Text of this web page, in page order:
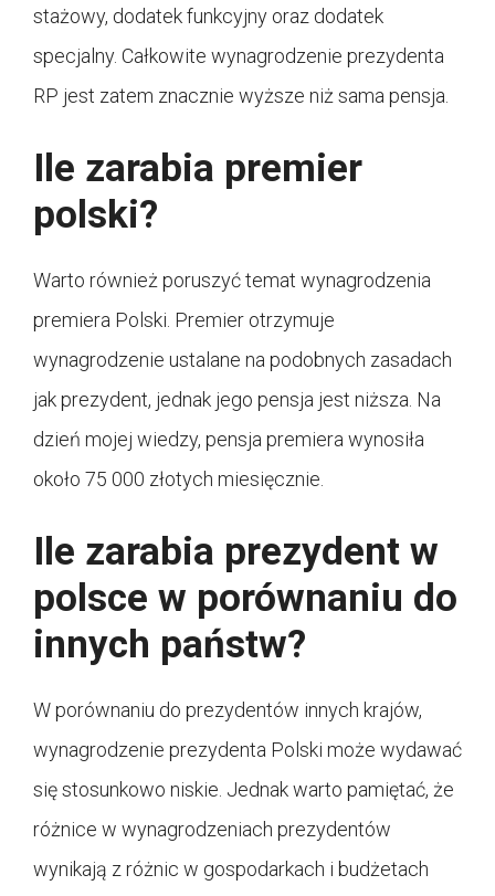
stażowy, dodatek funkcyjny oraz dodatek
specjalny. Całkowite wynagrodzenie prezydenta
RP jest zatem znacznie wyższe niż sama pensja.
Ile zarabia premier
polski?
Warto również poruszyć temat wynagrodzenia
premiera Polski. Premier otrzymuje
wynagrodzenie ustalane na podobnych zasadach
jak prezydent, jednak jego pensja jest niższa. Na
dzień mojej wiedzy, pensja premiera wynosiła
około 75 000 złotych miesięcznie.
Ile zarabia prezydent w
polsce w porównaniu do
innych państw?
W porównaniu do prezydentów innych krajów,
wynagrodzenie prezydenta Polski może wydawać
się stosunkowo niskie. Jednak warto pamiętać, że
różnice w wynagrodzeniach prezydentów
wynikają z różnic w gospodarkach i budżetach